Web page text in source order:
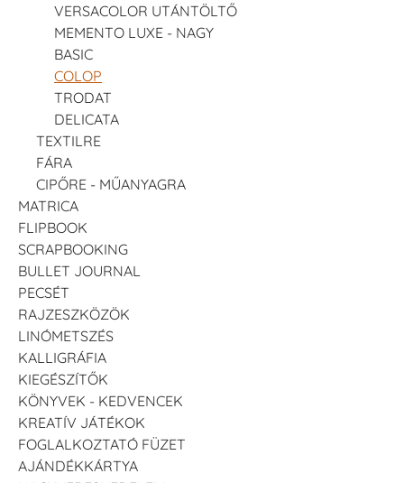
VERSACOLOR UTÁNTÖLTŐ
MEMENTO LUXE - NAGY
BASIC
COLOP
TRODAT
DELICATA
TEXTILRE
FÁRA
CIPŐRE - MŰANYAGRA
MATRICA
FLIPBOOK
SCRAPBOOKING
BULLET JOURNAL
PECSÉT
RAJZESZKÖZÖK
LINÓMETSZÉS
KALLIGRÁFIA
KIEGÉSZÍTŐK
KÖNYVEK - KEDVENCEK
KREATÍV JÁTÉKOK
FOGLALKOZTATÓ FÜZET
AJÁNDÉKKÁRTYA